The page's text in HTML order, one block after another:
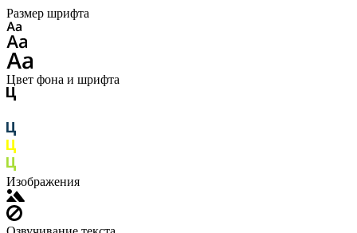
Размер шрифта
Цвет фона и шрифта
Изображения